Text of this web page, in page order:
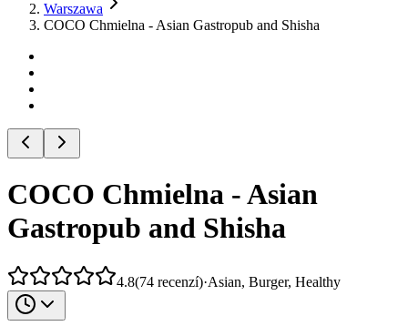
Warszawa
COCO Chmielna - Asian Gastropub and Shisha
COCO Chmielna - Asian
Gastropub and Shisha
4.8(74 recenzí)·Asian, Burger, Healthy